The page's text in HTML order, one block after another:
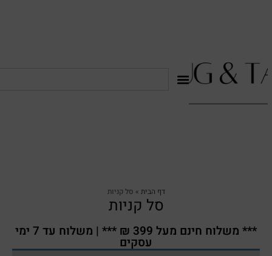
דף הבית » סל קניות
סל קניות
*** משלוח חינם מעל 399 ₪ *** | משלוח עד 7 ימי
עסקים